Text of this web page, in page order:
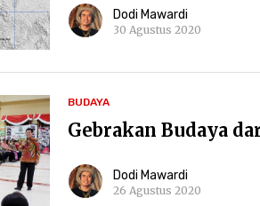
Dodi Mawardi
30 Agustus 2020
BUDAYA
Gebrakan Budaya
Dodi Mawardi
26 Agustus 2020